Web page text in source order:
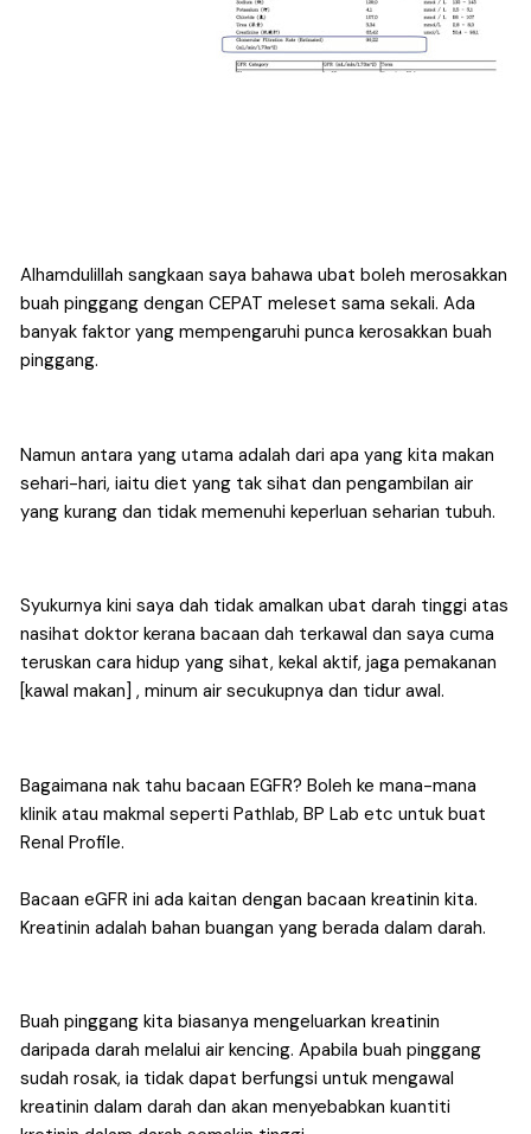
Alhamdulillah sangkaan saya bahawa ubat boleh merosakkan
buah pinggang dengan CEPAT meleset sama sekali. Ada
banyak faktor yang mempengaruhi punca kerosakkan buah
pinggang.
Namun antara yang utama adalah dari apa yang kita makan
sehari-hari, iaitu diet yang tak sihat dan pengambilan air
yang kurang dan tidak memenuhi keperluan seharian tubuh.
Syukurnya kini saya dah tidak amalkan ubat darah tinggi atas
nasihat doktor kerana bacaan dah terkawal dan saya cuma
teruskan cara hidup yang sihat, kekal aktif, jaga pemakanan
[kawal makan] , minum air secukupnya dan tidur awal.
Bagaimana nak tahu bacaan EGFR? Boleh ke mana-mana
klinik atau makmal seperti Pathlab, BP Lab etc untuk buat
Renal Profile.
Bacaan eGFR ini ada kaitan dengan bacaan kreatinin kita.
Kreatinin adalah bahan buangan yang berada dalam darah.
Buah pinggang kita biasanya mengeluarkan kreatinin
daripada darah melalui air kencing. Apabila buah pinggang
sudah rosak, ia tidak dapat berfungsi untuk mengawal
kreatinin dalam darah dan akan menyebabkan kuantiti